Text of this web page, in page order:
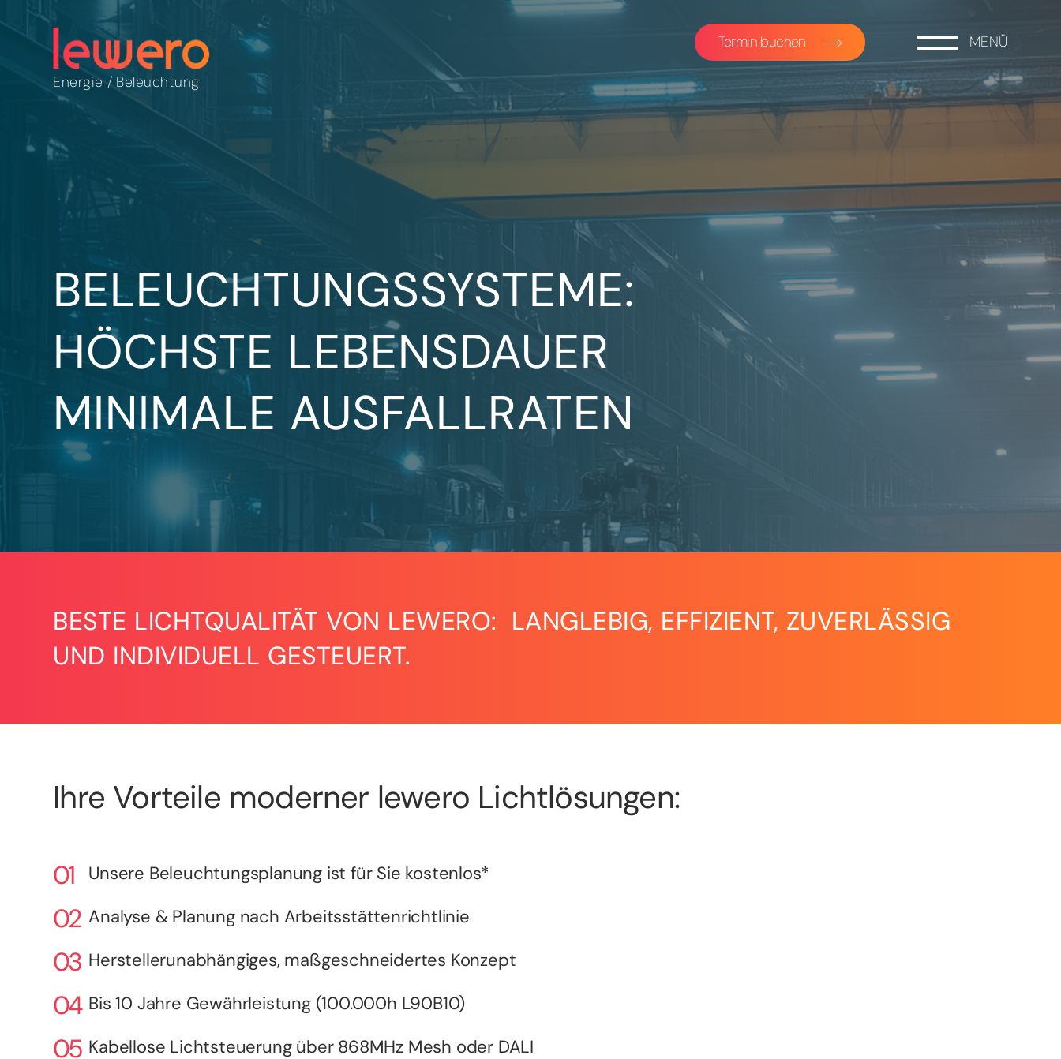
Energie / Beleuchtung
Termin buchen MENÜ
BELEUCHTUNGSSYSTEME:
HÖCHSTE LEBENSDAUER
MINIMALE AUSFALLRATEN
BESTE LICHTQUALITÄT VON LEWERO: LANGLEBIG, EFFIZIENT, ZUVERLÄSSIG
UND INDIVIDUELL GESTEUERT.
Ihre Vorteile moderner lewero Lichtlösungen:
Unsere Beleuchtungsplanung ist für Sie kostenlos*
Analyse & Planung nach Arbeitsstättenrichtlinie
Herstellerunabhängiges, maßgeschneidertes Konzept
Bis 10 Jahre Gewährleistung (100.000h L90B10)
Kabellose Lichtsteuerung über 868MHz Mesh oder DALI